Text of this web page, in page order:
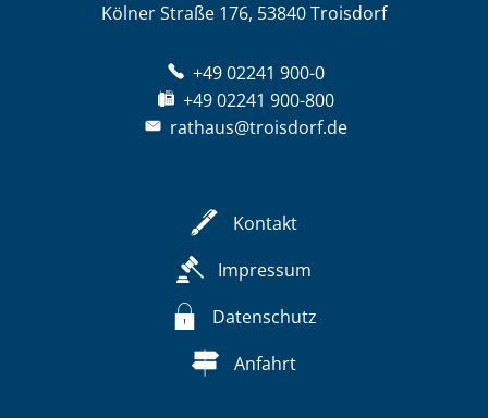
Kölner Straße 176, 53840 Troisdorf
+49 02241 900-0
+49 02241 900-800
rathaus@troisdorf.de
Kontakt
Impressum
Datenschutz
Anfahrt